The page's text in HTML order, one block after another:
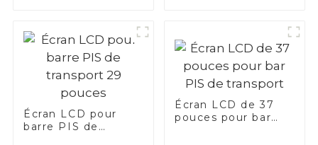
Écran LCD pour
barre PIS de
Écran LCD de 37
pouces pour bar